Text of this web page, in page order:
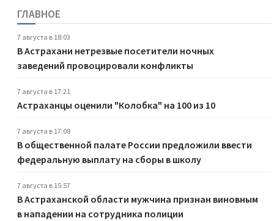
ГЛАВНОЕ
7 августа в 18:03
В Астрахани нетрезвые посетители ночных
заведений провоцировали конфликты
7 августа в 17:21
Астраханцы оценили "Колобка" на 100 из 10
7 августа в 17:08
В общественной палате России предложили ввести
федеральную выплату на сборы в школу
7 августа в 15:57
В Астраханской области мужчина признан виновным
в нападении на сотрудника полиции